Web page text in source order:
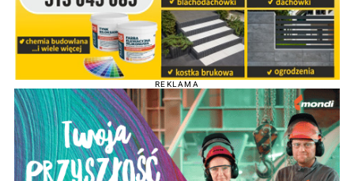
REKLAMA